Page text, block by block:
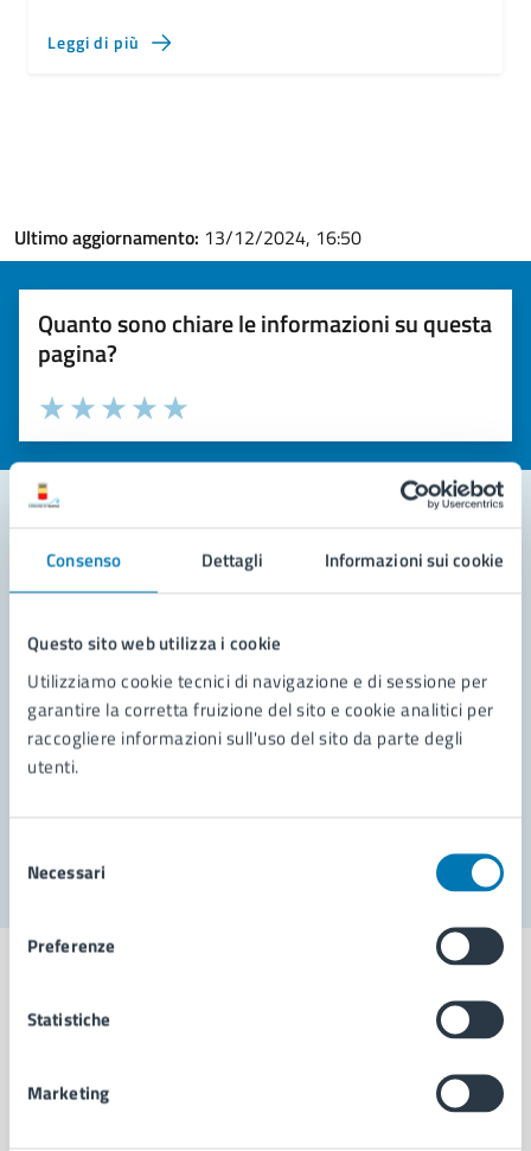
Consenso Dettagli Informazioni sui cookie
Questo sito web utilizza i cookie
Utilizziamo cookie tecnici di navigazione e di sessione per
garantire la corretta fruizione del sito e cookie analitici per
raccogliere informazioni sull'uso del sito da parte degli
utenti.
delNecessari
Preferenze
Statistiche
Marketing
Leggi di più
Ultimo aggiornamento: 13/12/2024, 16:50
Quanto sono chiare le informazioni su questa
pagina?
Valuta la chiarezza delle informazioni (da 1 a 5 stelle)
Seleziona il numero di stelle per valutare la chiarezza delle
Valuta 5 stelle su 5
Valuta 4 stelle su 5
Valuta 3 stelle su 5
Valuta 2 stelle su 5
Valuta 1 stelle su 5
Contatta il comune
Richiedi assistenza
Prenota appuntamento
Problemi in città